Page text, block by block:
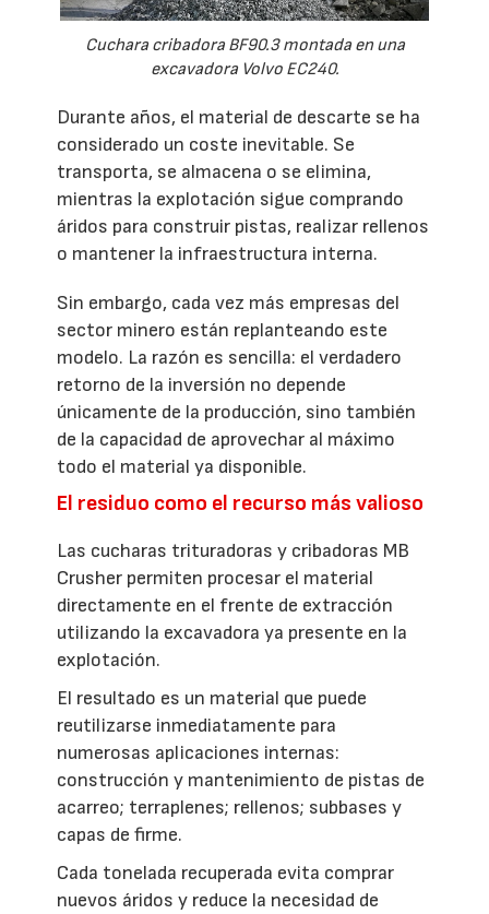
Cuchara cribadora BF90.3 montada en una
excavadora Volvo EC240.
Durante años, el material de descarte se ha
considerado un coste inevitable. Se
transporta, se almacena o se elimina,
mientras la explotación sigue comprando
áridos para construir pistas, realizar rellenos
o mantener la infraestructura interna.
Sin embargo, cada vez más empresas del
sector minero están replanteando este
modelo. La razón es sencilla: el verdadero
retorno de la inversión no depende
únicamente de la producción, sino también
de la capacidad de aprovechar al máximo
todo el material ya disponible.
El residuo como el recurso más valioso
Las cucharas trituradoras y cribadoras MB
Crusher permiten procesar el material
directamente en el frente de extracción
utilizando la excavadora ya presente en la
explotación.
El resultado es un material que puede
reutilizarse inmediatamente para
numerosas aplicaciones internas:
construcción y mantenimiento de pistas de
acarreo; terraplenes; rellenos; subbases y
capas de firme.
Cada tonelada recuperada evita comprar
nuevos áridos y reduce la necesidad de